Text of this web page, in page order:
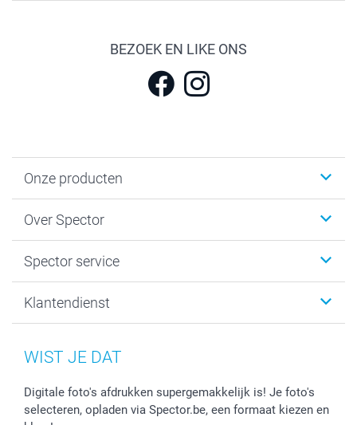
BEZOEK EN LIKE ONS
Onze producten
Kaartjes
Fotoboeken
Fotoprints, Fotoposter & Fotoalbum met fotoprints
Fotokaders, Decoratie en Snoepjes
Stickers en Etiketten
Over Spector
Sitemap
Privacybeleid
Spector service
smartbonus
Mijn orderstatus
Klantendienst
WIST JE DAT
Digitale foto's afdrukken supergemakkelijk is! Je foto's
selecteren, opladen via Spector.be, een formaat kiezen en